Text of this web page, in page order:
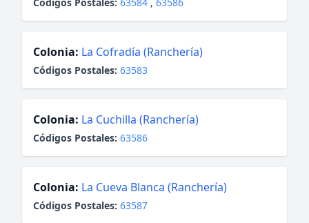
Colonia: La Cofradía (Ranchería)
Códigos Postales: 63583
Colonia: La Cuchilla (Ranchería)
Códigos Postales: 63586
Colonia: La Cueva Blanca (Ranchería)
Códigos Postales: 63587